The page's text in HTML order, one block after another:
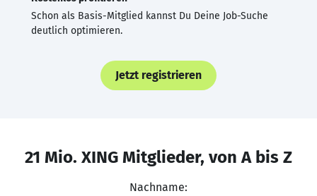
Schon als Basis-Mitglied kannst Du Deine Job-Suche
deutlich optimieren.
Jetzt registrieren
21 Mio. XING Mitglieder, von A bis Z
Nachname: